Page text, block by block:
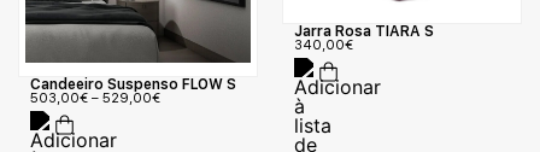
Candeeiro Suspenso FLOW S
503,00€ – 529,00€
Jarra Rosa TIARA S
340,00€